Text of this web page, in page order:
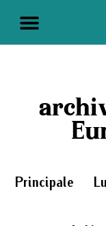
Principale